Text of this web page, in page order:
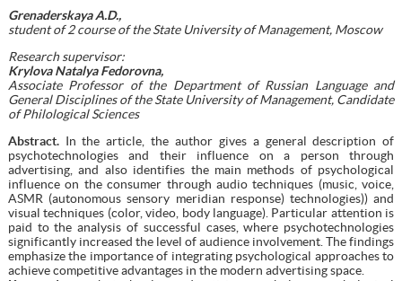
Grenaderskaya A.D.,
student of 2 course of the State University of Management, Moscow
Research supervisor:
Krylova Natalya Fedorovna,
Associate Professor of the Department of Russian Language and
General Disciplines of the State University of Management, Candidate
of Philological Sciences
Abstract.In the article, the author gives a general description of
psychotechnologies and their influence on a person through
advertising, and also identifies the main methods of psychological
influence on the consumer through audio techniques (music, voice,
ASMR (autonomous sensory meridian response) technologies)) and
visual techniques (color, video, body language). Particular attention is
paid to the analysis of successful cases, where psychotechnologies
significantly increased the level of audience involvement. The findings
emphasize the importance of integrating psychological approaches to
achieve competitive advantages in the modern advertising space.